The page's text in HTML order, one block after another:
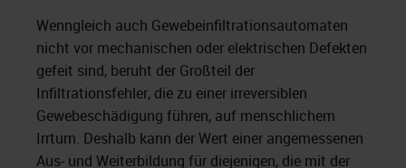
Wenngleich auch Gewebeinfiltrationsautomaten
nicht vor mechanischen oder elektrischen Defekten
gefeit sind, beruht der Großteil der
Infiltrationsfehler, die zu einer irreversiblen
Gewebeschädigung führen, auf menschlichem
Irrtum. Deshalb kann der Wert einer angemessenen
Aus- und Weiterbildung für diejenigen, die mit der